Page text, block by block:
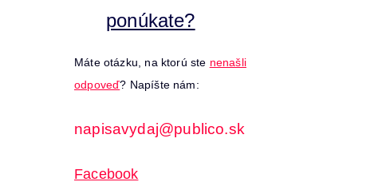
ponúkate?
Máte otázku, na ktorú ste nenašli
odpoveď? Napíšte nám:
napisavydaj@publico.sk
Facebook